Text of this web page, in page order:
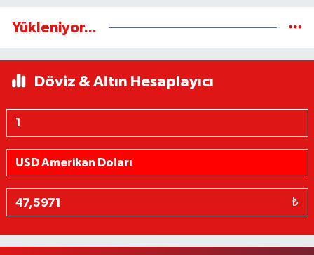
Yükleniyor...
Döviz & Altın Hesaplayıcı
₺